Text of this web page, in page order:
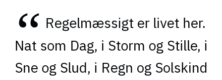
Regelmæssigt er livet her.
Nat som Dag, i Storm og Stille, i
Sne og Slud, i Regn og Solskind